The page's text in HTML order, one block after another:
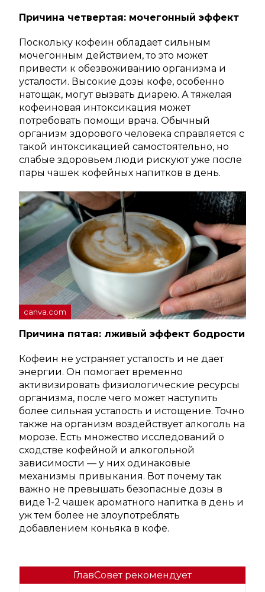
Причина четвертая: мочегонный эффект
Поскольку кофеин обладает сильным
мочегонным действием, то это может
привести к обезвоживанию организма и
усталости. Высокие дозы кофе, особенно
натощак, могут вызвать диарею. А тяжелая
кофеиновая интоксикация может
потребовать помощи врача. Обычный
организм здорового человека справляется с
такой интоксикацией самостоятельно, но
слабые здоровьем люди рискуют уже после
пары чашек кофейных напитков в день.
canva.com
Причина пятая: лживый эффект бодрости
Кофеин не устраняет усталость и не дает
энергии. Он помогает временно
активизировать физиологические ресурсы
организма, после чего может наступить
более сильная усталость и истощение. Точно
также на организм воздействует алкоголь на
морозе. Есть множество исследований о
сходстве кофейной и алкогольной
зависимости — у них одинаковые
механизмы привыкания. Вот почему так
важно не превышать безопасные дозы в
виде 1-2 чашек ароматного напитка в день и
уж тем более не злоупотреблять
добавлением коньяка в кофе.
ГлавСовет рекомендует